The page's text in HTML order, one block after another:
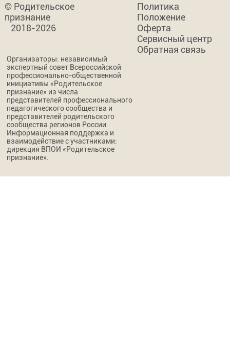
© Родительское
признание
2018-2026
Политика
Положение
Оферта
Сервисный центр
Обратная связь
Организаторы: независимый
экспертный совет Всероссийской
профессионально-общественной
инициативы «Родительское
признание» из числа
представителей профессионального
педагогического сообщества и
представителей родительского
сообщества регионов России.
Информационная поддержка и
взаимодействие с участниками:
дирекция ВПОИ «Родительское
признание».